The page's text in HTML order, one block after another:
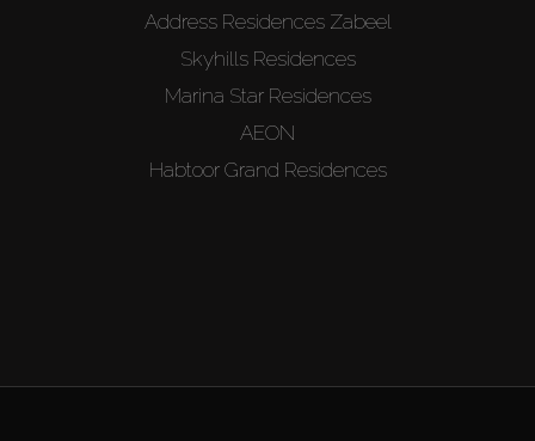
Address Residences Zabeel
Skyhills Residences
Marina Star Residences
AEON
Habtoor Grand Residences